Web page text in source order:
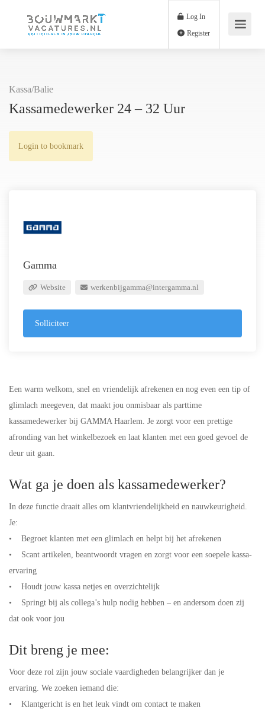
Log In
Kassa/Balie
Kassamedewerker 24 – 32 Uur
Login to bookmark
Gamma
Website werkenbijgamma@intergamma.nl
Solliciteer
Een warm welkom, snel en vriendelijk afrekenen en nog even een tip of
glimlach meegeven, dat maakt jou onmisbaar als parttime
kassamedewerker bij GAMMA Haarlem. Je zorgt voor een prettige
afronding van het winkelbezoek en laat klanten met een goed gevoel de
deur uit gaan.
Wat ga je doen als kassamedewerker?
In deze functie draait alles om klantvriendelijkheid en nauwkeurigheid.
Je:
• Begroet klanten met een glimlach en helpt bij het afrekenen
• Scant artikelen, beantwoordt vragen en zorgt voor een soepele kassa-
ervaring
• Houdt jouw kassa netjes en overzichtelijk
• Springt bij als collega’s hulp nodig hebben – en andersom doen zij
dat ook voor jou
Dit breng je mee:
Voor deze rol zijn jouw sociale vaardigheden belangrijker dan je
ervaring. We zoeken iemand die:
• Klantgericht is en het leuk vindt om contact te maken